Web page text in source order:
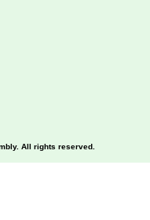
All rights reserved.